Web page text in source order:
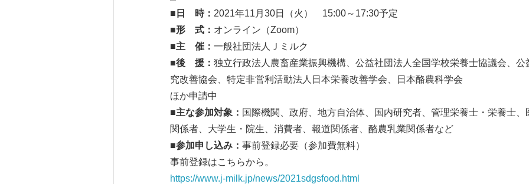
■ 日 時： 2021年11月30日（火） 15:00～17:30予定
■形 式： オンライン（Zoom）
■主 催： 一般社団法人Ｊミルク
■後 援： 独立行政法人農畜産業振興機構、公益社団法人全国学校栄養士協議会、
究改善協会、特定非営利活動法人日本栄養改善学会、日本酪農科学会
ほか申請中
■主な参加対象： 国際機関、政府、地方自治体、国内研究者、管理栄養士・栄養士
関係者、大学生・院生、消費者、報道関係者、酪農乳業関係者など
■参加申し込み： 事前登録必要（参加費無料）
事前登録はこちらから。
https://www.j-milk.jp/news/2021sdgsfood.html